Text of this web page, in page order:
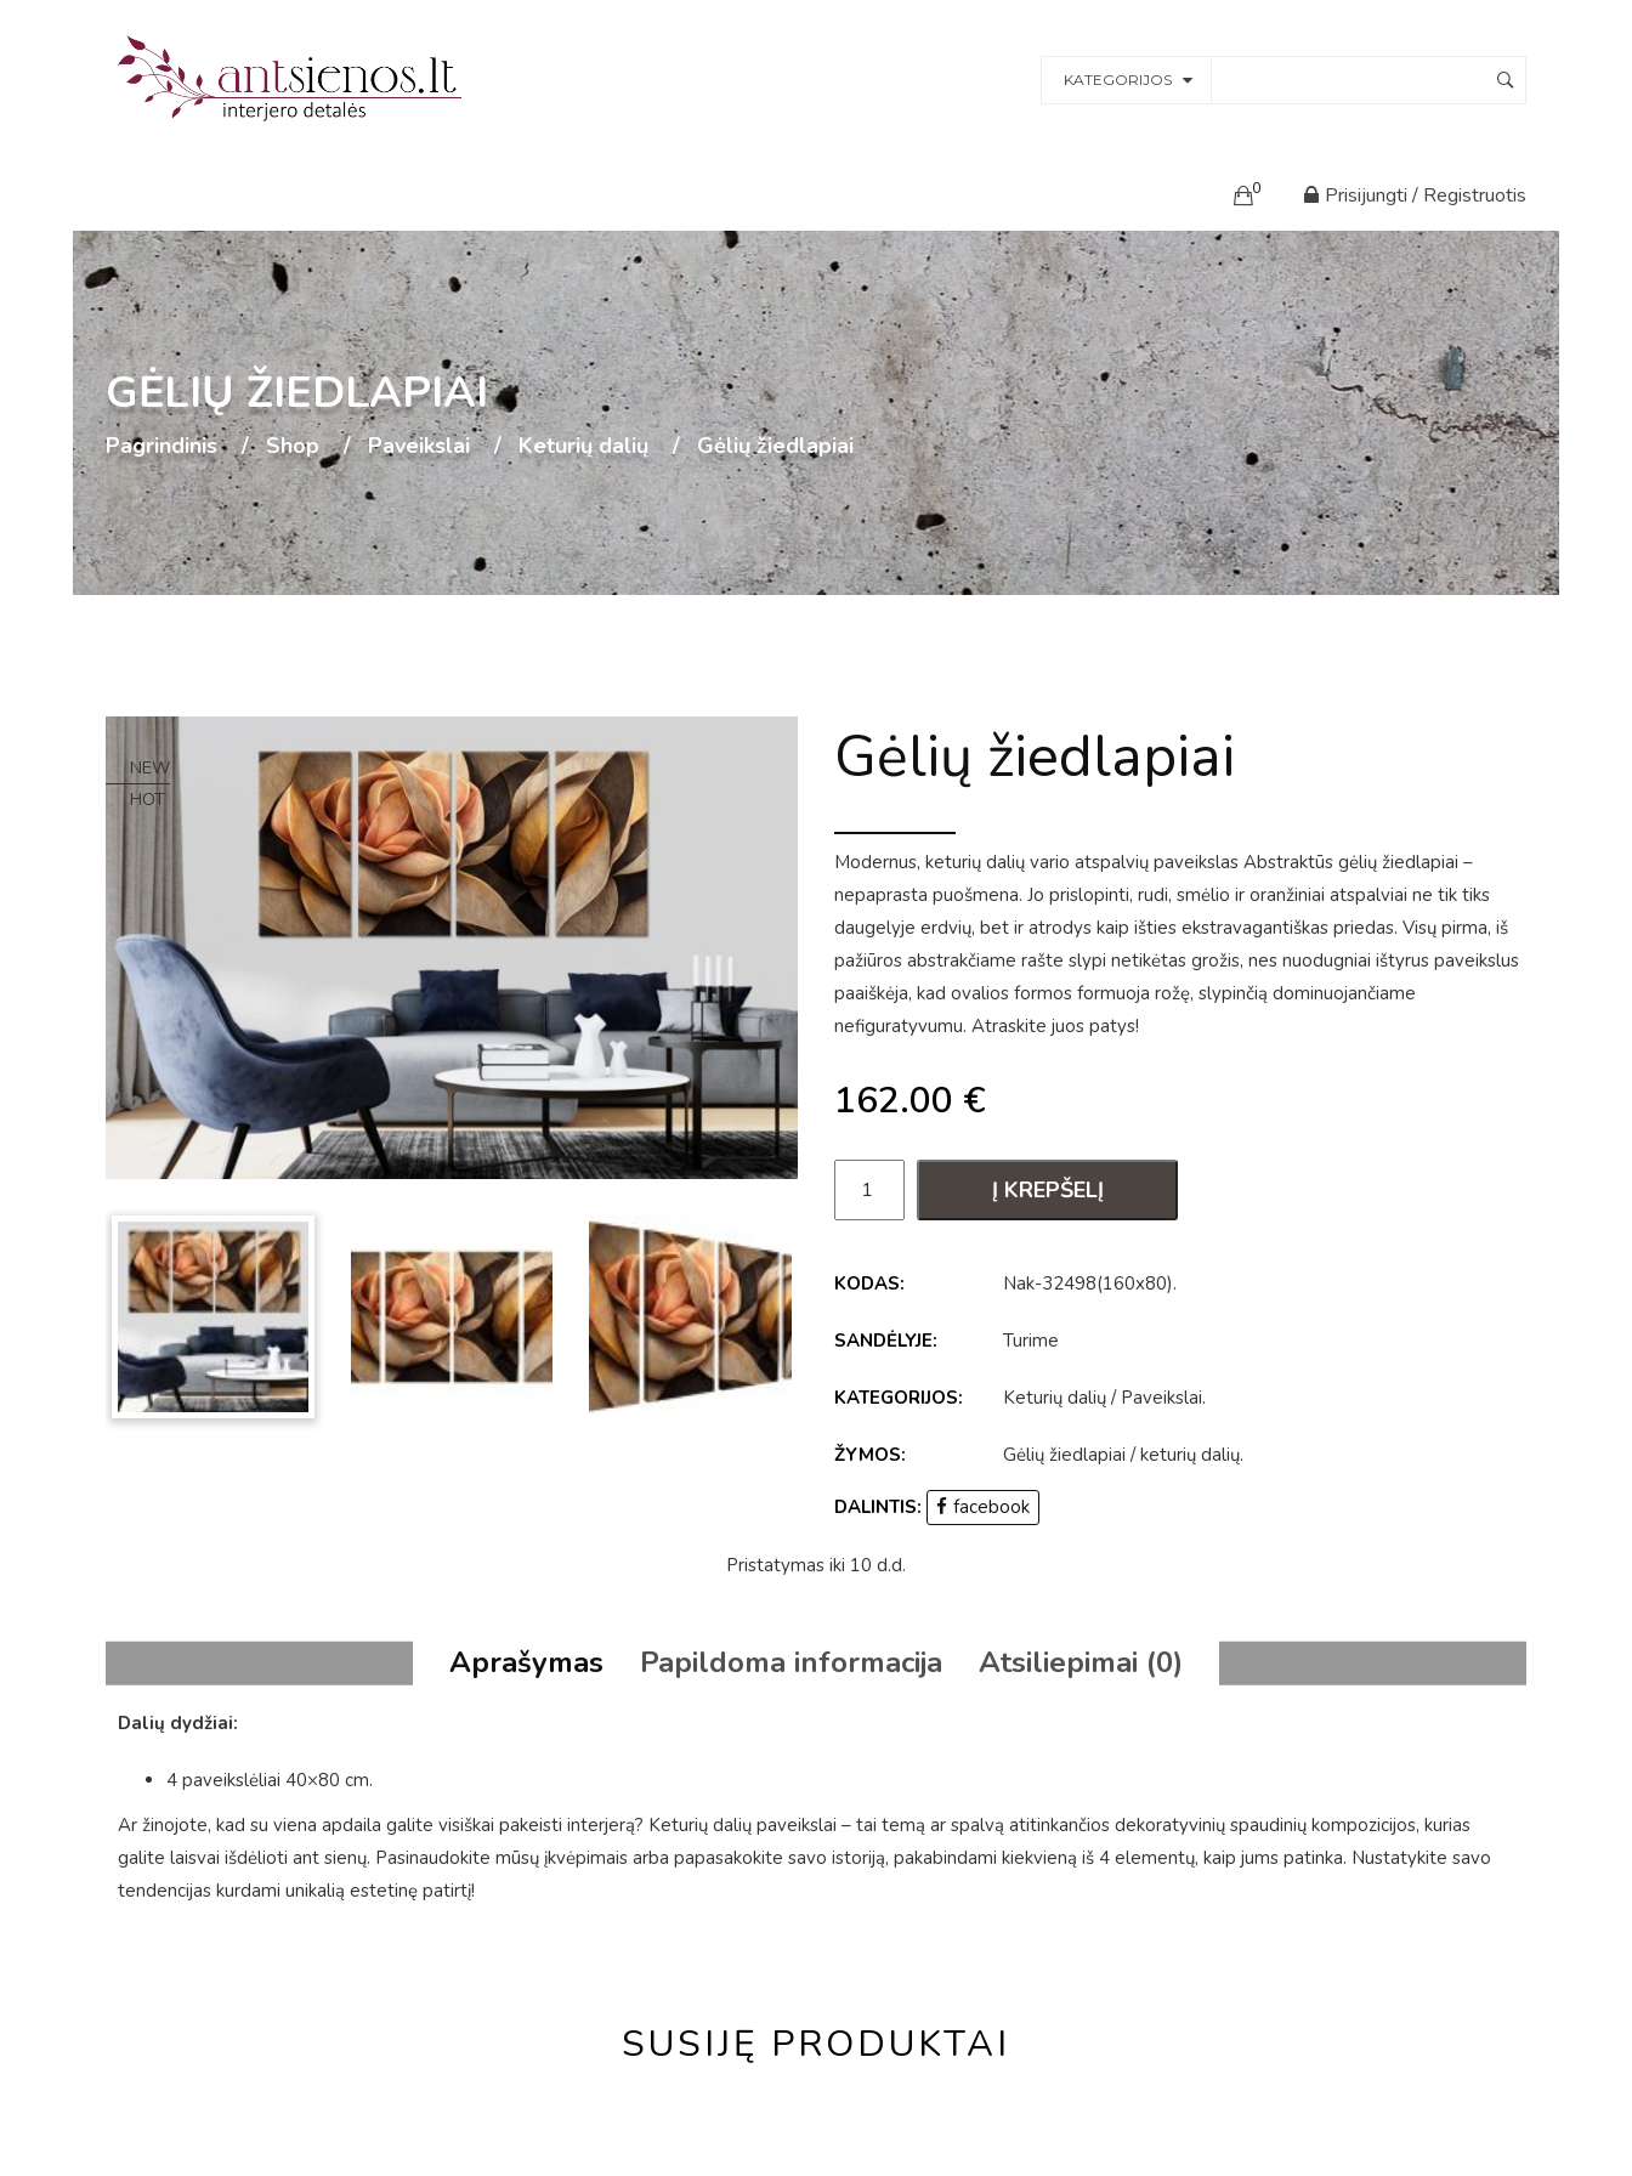
KATEGORIJOS
0 Prisijungti / Registruotis
GĖLIŲ ŽIEDLAPIAI
Pagrindinis Shop Paveikslai Keturių dalių Gėlių žiedlapiai
NEW
HOT
Gėlių žiedlapiai
Modernus, keturių dalių vario atspalvių paveikslas Abstraktūs gėlių žiedlapiai –
nepaprasta puošmena. Jo prislopinti, rudi, smėlio ir oranžiniai atspalviai ne tik tiks
daugelyje erdvių, bet ir atrodys kaip išties ekstravagantiškas priedas. Visų pirma, iš
pažiūros abstrakčiame rašte slypi netikėtas grožis, nes nuodugniai ištyrus paveikslus
paaiškėja, kad ovalios formos formuoja rožę, slypinčią dominuojančiame
nefiguratyvumu. Atraskite juos patys!
162.00 €
Į KREPŠELĮ
KODAS: Nak-32498(160x80).
SANDĖLYJE: Turime
KATEGORIJOS: Keturių dalių / Paveikslai.
ŽYMOS: Gėlių žiedlapiai /keturių dalių.
DALINTIS: facebook
Pristatymas iki 10 d.d.
Aprašymas Papildoma informacija Atsiliepimai (0)
Dalių dydžiai:
4 paveikslėliai 40×80 cm.
Ar žinojote, kad su viena apdaila galite visiškai pakeisti interjerą? Keturių dalių paveikslai – tai temą ar spalvą atitinkančios dekoratyvinių spaudinių kompozicijos, kurias
galite laisvai išdėlioti ant sienų. Pasinaudokite mūsų įkvėpimais arba papasakokite savo istoriją, pakabindami kiekvieną iš 4 elementų, kaip jums patinka. Nustatykite savo
tendencijas kurdami unikalią estetinę patirtį!
SUSIJĘ PRODUKTAI